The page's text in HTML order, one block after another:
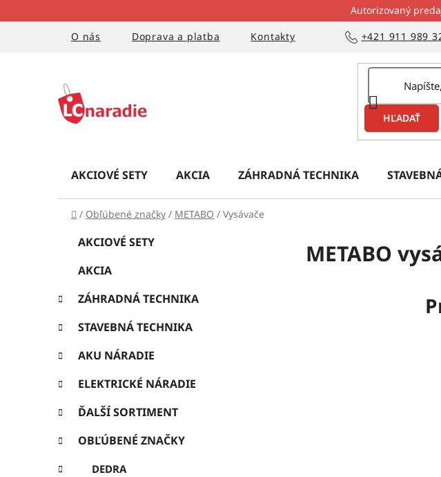
na
Autorizovaný
O nás
Doprava a platba Kontakty +421 911 989
HĽADAŤ
AKCIOVÉ SETY AKCIA ZÁHRADNÁ TECHNIKA
Domov
/ Obľúbené značky / METABO / Vysávače
n
ý
a
n
e
l
Preskočiť
kategórie
g
r
e
AKCIOVÉ SETY
AKCIA
ZÁHRADNÁ TECHNIKA
STAVEBNÁ TECHNIKA
AKU NÁRADIE
ELEKTRICKÉ NÁRADIE
ĎALŠÍ SORTIMENT
OBĽÚBENÉ ZNAČKY
DEDRA
METABO